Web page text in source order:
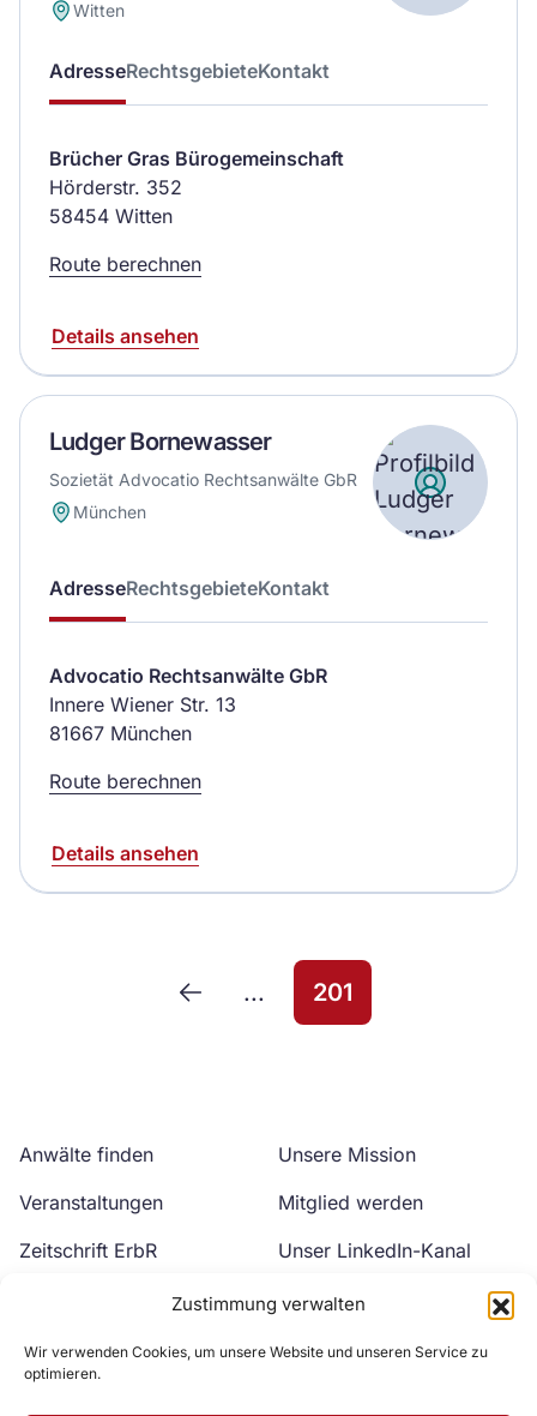
Zustimmung verwalten
Wir verwenden Cookies, um unsere Website und unseren Service zu
optimieren.
Witten
AdresseRechtsgebieteKontakt
Brücher Gras Bürogemeinschaft
Hörderstr. 352
58454 Witten
Route berechnen
Details ansehen
Ludger Bornewasser
Sozietät Advocatio Rechtsanwälte GbR
München
AdresseRechtsgebieteKontakt
Advocatio Rechtsanwälte GbR
Innere Wiener Str. 13
81667 München
Route berechnen
Details ansehen
... 201
Anwälte finden
Veranstaltungen
Zeitschrift ErbR
Unsere Mission
Mitglied werden
Unser LinkedIn-Kanal
Unser YouTube-Kanal